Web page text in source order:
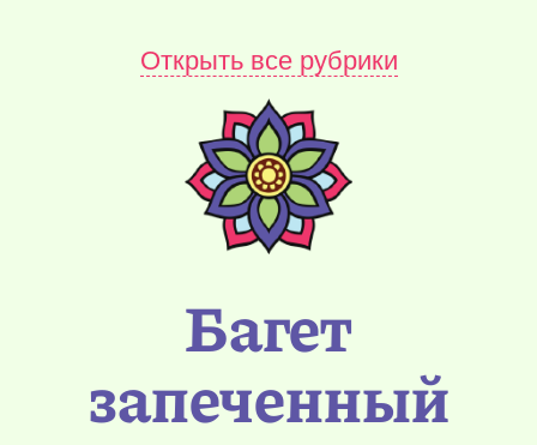
Открыть все рубрики
Багет
запеченный